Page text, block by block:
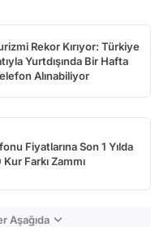
Rekor Kırıyor: Türkiye
Yurtdışında Bir Hafta
Alınabiliyor
Fiyatlarına Son 1 Yılda
Farkı Zammı
Aşağıda